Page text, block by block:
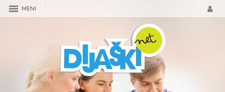
MENI